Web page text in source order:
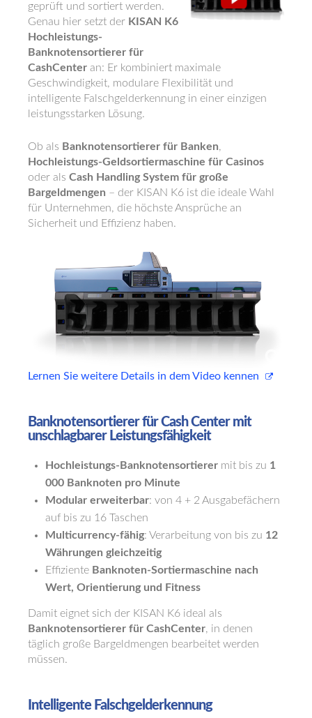
geprüft und sortiert werden.
Genau hier setzt der KISAN K6
Hochleistungs-
Banknotensortierer für
CashCenter an: Er kombiniert maximale
Geschwindigkeit, modulare Flexibilität und
intelligente Falschgelderkennung in einer einzigen
leistungsstarken Lösung.
Ob als Banknotensortierer für Banken,
Hochleistungs-Geldsortiermaschine für Casinos
oder als Cash Handling System für große
Bargeldmengen – der KISAN K6 ist die ideale Wahl
für Unternehmen, die höchste Ansprüche an
Sicherheit und Effizienz haben.
Lernen Sie weitere Details in dem Video kennen
Banknotensortierer für Cash Center mit
unschlagbarer Leistungsfähigkeit
Hochleistungs-Banknotensortierer mit bis zu 1
000 Banknoten pro Minute
Modular erweiterbar: von 4 + 2 Ausgabefächern
auf bis zu 16 Taschen
Multicurrency-fähig: Verarbeitung von bis zu 12
Währungen gleichzeitig
Effiziente Banknoten-Sortiermaschine nach
Wert, Orientierung und Fitness
Damit eignet sich der KISAN K6 ideal als
Banknotensortierer für CashCenter, in denen
täglich große Bargeldmengen bearbeitet werden
müssen.
Intelligente Falschgelderkennung